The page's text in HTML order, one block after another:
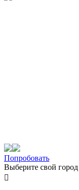
Попробовать
Выберите свой город
